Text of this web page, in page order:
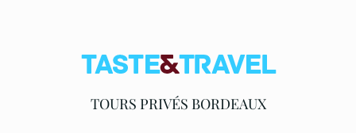
TOURS PRIVÉS BORDEAUX